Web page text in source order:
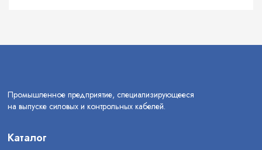
Промышленное предприятие, специализирующееся
на выпуске силовых и контрольных кабелей.
Каталог